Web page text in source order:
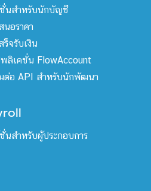
นสำหรับนักบัญชี
นอราคา
ร็จรับเงิน
ลิเคชั่น FlowAccount
ต่อ API สำหรับนักพัฒนา
นสำหรับผู้ประกอบการ